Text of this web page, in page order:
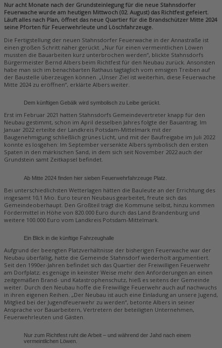
Nur acht Monate nach der Grundsteinlegung für die neue Stahnsdorfer
Feuerwache wurde am heutigen Mittwoch (02. August) das Richtfest gefeiert.
Läuft alles nach Plan, öffnet das neue Quartier für die Brandschützer Mitte 2024
seine Pforten für Feuerwehrleute und Löschfahrzeuge.
Die Fertigstellung der neuen Stahnsdorfer Feuerwache in der Annastraße ist
einen großen Schritt näher gerückt. „Nur für einen vermeintlichen Löwen
mussten die Bauarbeiten kurz unterbrochen werden“, blickte Stahnsdorfs
Bürgermeister Bernd Albers beim Richtfest für den Neubau zurück. Ansonsten
habe man sich im benachbarten Rathaus tagtäglich vom emsigen Treiben auf
der Baustelle überzeugen können. „Unser Ziel ist weiterhin, diese Feuerwache
Mitte 2024 zu eröffnen“, erklärte Albers weiter.
Dem künftigen Gebälk wird symbolisch zu Leibe gerückt.
Erst im Februar 2021 hatten Stahnsdorfs Gemeindevertreter knapp für den
Neubau gestimmt, schon im April desselben Jahres folgte der Bauantrag. Im
Januar 2022 erteilte der Landkreis Potsdam-Mittelmark mit der
Baugenehmigung schließlich grünes Licht, und mit der Baufreigabe im Juli 2022
konnte es losgehen: Im September versenkte Albers symbolisch den ersten
Spaten in den märkischen Sand, in dem sich seit November 2022 auch der
Grundstein samt Zeitkapsel befindet.
Ab Mitte 2024 finden hier sieben Feuerwehrfahrzeuge Platz.
Bei unterschiedlichsten Wetterlagen hätten die Bauleute an der Errichtung des
insgesamt 10,1 Mio. Euro teuren Neubaus gearbeitet, freute sich das
Gemeindeoberhaupt. Den Großteil trägt die Kommune selbst, hinzu kommen
Fördermittel in Höhe von 820.000 Euro durch das Land Brandenburg und
weitere 100.000 Euro vom Landkreis Potsdam-Mittelmark.
Ein Blick in die künftige Fahrzeughalle
Aufgrund der beengten Platzverhältnisse der bisherigen Feuerwache war der
Neubau überfällig, hatte die Gemeinde Stahnsdorf wiederholt argumentiert.
Seit den 1990er-Jahren befindet sich das Quartier der Freiwilligen Feuerwehr
am Dorfplatz; es genüge in keinster Weise mehr den Anforderungen an einen
zeitgemäßen Brand- und Katastrophenschutz, hieß es seitens der Gemeinde
weiter. Durch den Neubau hoffe die Freiwillige Feuerwehr auch auf nachwuchs
in ihren eigenen Reihen. „Der Neubau ist auch eine Einladung an unsere Jugend,
Mitglied bei der Jugendfeuerwehr zu werden“, betonte Albers in seiner
Ansprache vor Bauarbeitern, Vertretern der beteiligten Unternehmen,
Feuerwehrleuten und Gästen.
Nur zum Richtfest ruht die Arbeit – und während der Jahd nach einem
vermeintlichen Löwen.